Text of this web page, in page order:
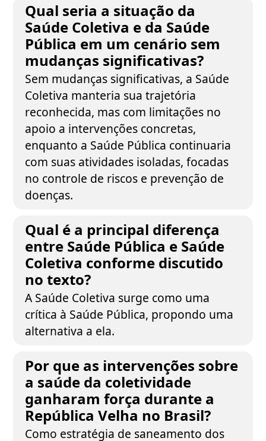
Qual seria a situação da
Saúde Coletiva e da Saúde
Pública em um cenário sem
mudanças significativas?
Sem mudanças significativas, a Saúde
Coletiva manteria sua trajetória
reconhecida, mas com limitações no
apoio a intervenções concretas,
enquanto a Saúde Pública continuaria
com suas atividades isoladas, focadas
no controle de riscos e prevenção de
doenças.
Qual é a principal diferença
entre Saúde Pública e Saúde
Coletiva conforme discutido
no texto?
A Saúde Coletiva surge como uma
crítica à Saúde Pública, propondo uma
alternativa a ela.
Por que as intervenções sobre
a saúde da coletividade
ganharam força durante a
República Velha no Brasil?
Como estratégia de saneamento dos